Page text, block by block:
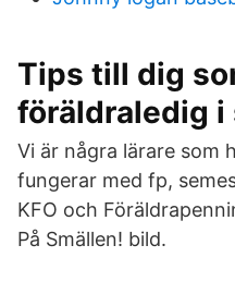
Tips till dig
föräldraledig i
Vi är några lärare som
fungerar med fp,
KFO och
På Smällen! bild.